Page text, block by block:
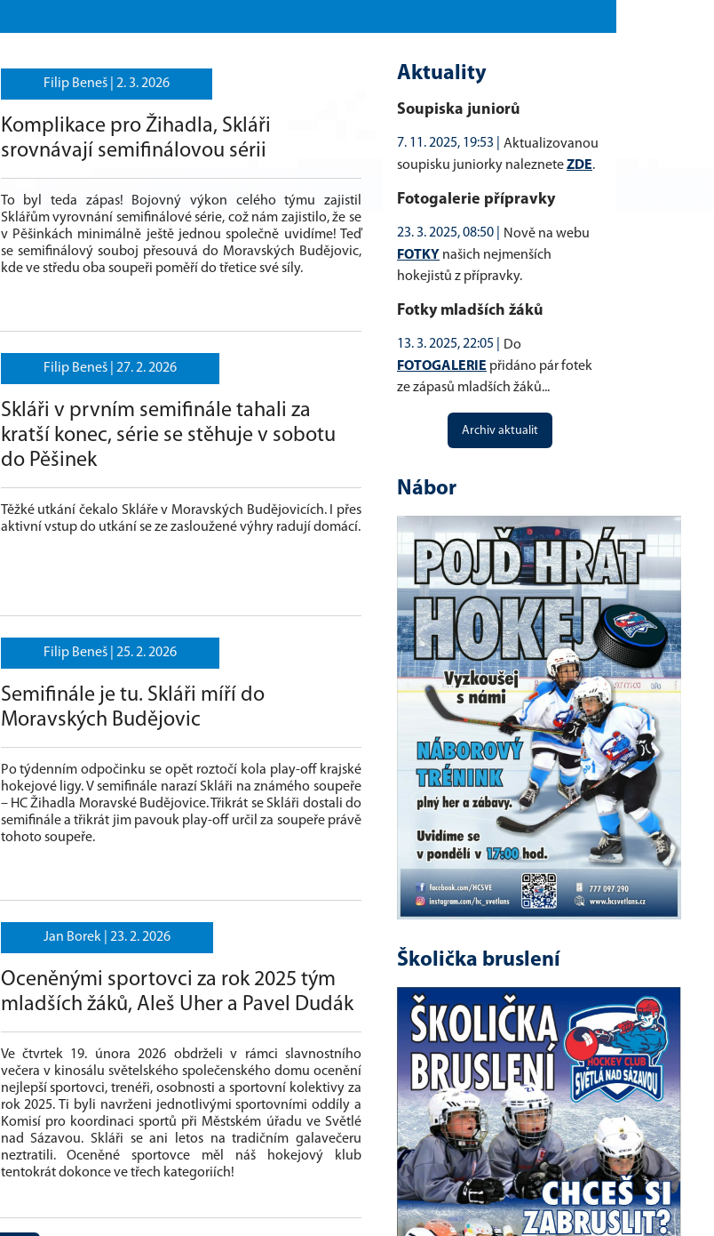
Filip Beneš | 2. 3. 2026
Komplikace pro Žihadla, Skláři
srovnávají semifinálovou sérii
To byl teda zápas! Bojovný výkon celého týmu zajistil
Sklářům vyrovnání semifinálové série, což nám zajistilo, že se
v Pěšinkách minimálně ještě jednou společně uvidíme! Teď
se semifinálový souboj přesouvá do Moravských Budějovic,
kde ve středu oba soupeři poměří do třetice své síly.
Filip Beneš | 27. 2. 2026
Skláři v prvním semifinále tahali za
kratší konec, série se stěhuje v sobotu
do Pěšinek
Těžké utkání čekalo Skláře v Moravských Budějovicích. I přes
aktivní vstup do utkání se ze zasloužené výhry radují domácí.
Filip Beneš | 25. 2. 2026
Semifinále je tu. Skláři míří do
Moravských Budějovic
Po týdenním odpočinku se opět roztočí kola play-off krajské
hokejové ligy. V semifinále narazí Skláři na známého soupeře
– HC Žihadla Moravské Budějovice. Třikrát se Skláři dostali do
semifinále a třikrát jim pavouk play-off určil za soupeře právě
tohoto soupeře.
Jan Borek | 23. 2. 2026
Oceněnými sportovci za rok 2025 tým
mladších žáků, Aleš Uher a Pavel Dudák
Ve čtvrtek 19. února 2026 obdrželi v rámci slavnostního
večera v kinosálu světelského společenského domu ocenění
nejlepší sportovci, trenéři, osobnosti a sportovní kolektivy za
rok 2025. Ti byli navrženi jednotlivými sportovními oddíly a
Komisí pro koordinaci sportů při Městském úřadu ve Světlé
nad Sázavou. Skláři se ani letos na tradičním galavečeru
neztratili. Oceněné sportovce měl náš hokejový klub
tentokrát dokonce ve třech kategoriích!
Aktuality
Soupiska juniorů
7. 11. 2025, 19:53 |
Aktualizovanou
soupisku juniorky nalezneteZDE.
Fotogalerie přípravky
23. 3. 2025, 08:50 |
Nově na webu
FOTKY našich nejmenších
hokejistů z přípravky.
Fotky mladších žáků
13. 3. 2025, 22:05 |
Do
FOTOGALERIE přidáno pár fotek
ze zápasů mladších žáků...
Archiv aktualit
Nábor
Školička bruslení